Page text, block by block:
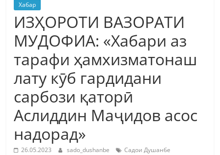
Хабар
ИЗҲОРОТИ ВАЗОРАТИ
МУДОФИА: «Хабари аз
тарафи ҳамхизматонаш
лату кӯб гардидани
сарбози қаторӣ
Аслиддин Маҷидов асос
надорад»
26.05.2023 sado_dushanbe Садои Душанбе